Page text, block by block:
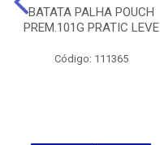
BATATA PALHA POUCH
PREM.101G PRATIC LEVE
Código: 111365